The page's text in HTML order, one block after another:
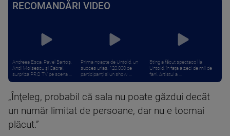
RECOMANDĂRI VIDEO
Andreea Esca, Pavel Bartoș,
Andi Moisescu și Cabral,
surpriza PRO TV pe scena ...
Prima noapte de Untold, un
succes uriaș. 120.000 de
participanți și un show ...
Sting a făcut spectacol la
Untold, în fața a zeci de mii de
fani. Artistul a ...
„Înţeleg, probabil că sala nu poate găzdui decât
un număr limitat de persoane, dar nu e tocmai
plăcut.”